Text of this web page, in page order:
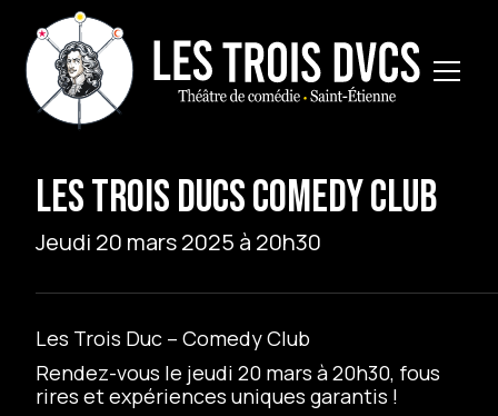
LES TROIS DUCS COMEDY CLUB
Jeudi 20 mars 2025 à 20h30
Les Trois Duc – Comedy Club
Rendez-vous le jeudi 20 mars à 20h30, fous
rires et expériences uniques garantis !